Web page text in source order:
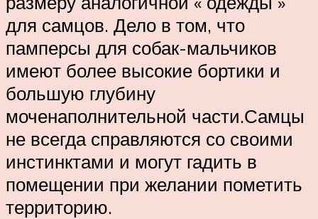
для самцов. Дело в том, что
памперсы для собак-мальчиков
имеют более высокие бортики и
большую глубину
моченаполнительной части.Самцы
не всегда справляются со своими
инстинктами и могут гадить в
помещении при желании пометить
территорию.